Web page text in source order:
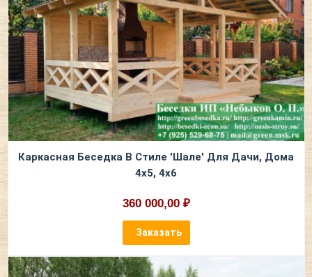
Каркасная Беседка В Стиле 'Шале' Для Дачи, Дома
4х5, 4х6
360 000,00 ₽
Заказать